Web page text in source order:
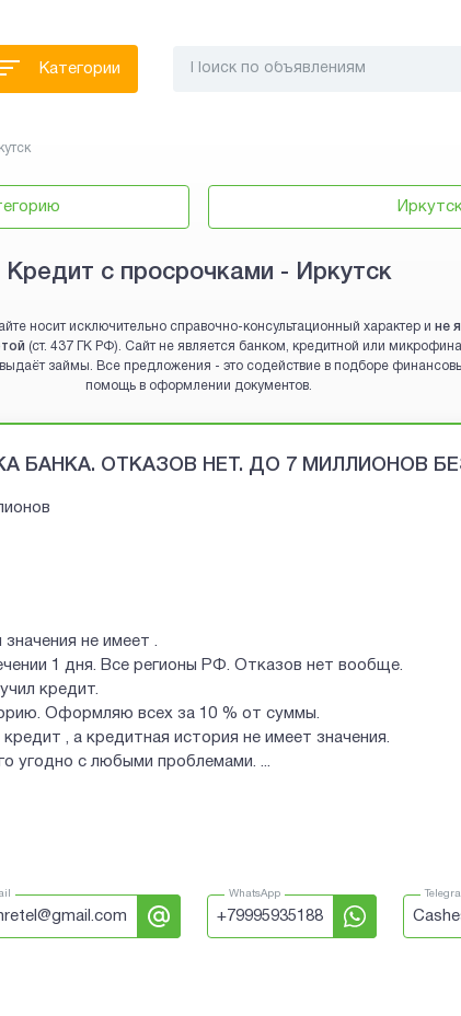
Категории
Кредит с просрочками - Иркутск
носит исключительно справочно-консультационный характер и не
(ст. 437 ГК РФ). Сайт не является банком, кредитной или
займы. Все предложения - это содействие в подборе
помощь в оформлении документов.
БАНКА. ОТКАЗОВ НЕТ. ДО 7 МИЛЛИОНОВ
не имеет .
1 дня. Все регионы РФ. Отказов нет вообще.
кредит.
Оформляю всех за 10 % от суммы.
, а кредитная история не имеет значения.
угодно с любыми проблемами. ...
WhatsApp
+79995935188